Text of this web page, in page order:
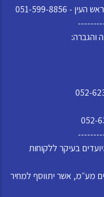
599-8856
והגברה:
בעיקר ללקוחות
מע״מ, אשר יתווסף למחיר